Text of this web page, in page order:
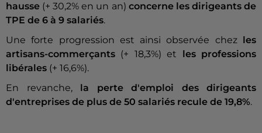
hausse (+ 30,2% en un an) concerne les dirigeants de
TPE de 6 à 9 salariés.
Une forte progression est ainsi observée chez
les
artisans-commerçants (+ 18,3%) et
les professions
libérales (+ 16,6%).
En revanche,
la perte d'emploi des dirigeants
d'entreprises de plus de 50 salariés recule de 19,8%.